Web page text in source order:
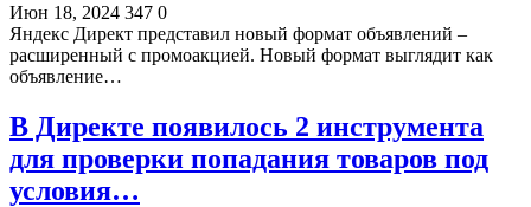
Июн 18, 2024 347 0
Яндекс Директ представил новый формат объявлений –
расширенный с промоакцией. Новый формат выглядит как
объявление…
В Директе появилось 2 инструмента
для проверки попадания товаров под
условия…